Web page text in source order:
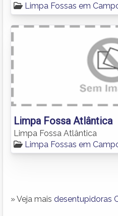
Limpa Fossas em
Limpa Fossa Atlântica
Limpa Fossa Atlântica
Limpa Fossas em
» Veja mais desentupidoras